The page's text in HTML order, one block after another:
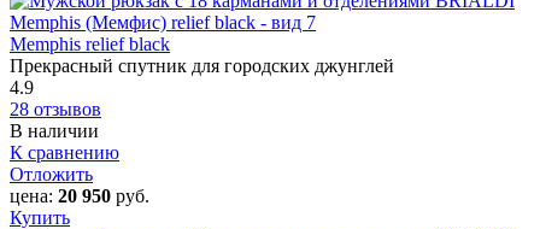
Memphis relief black
Прекрасный спутник для городских джунглей
4.9
28 отзывов
В наличии
К сравнению
Отложить
цена: 20 950 руб.
Купить